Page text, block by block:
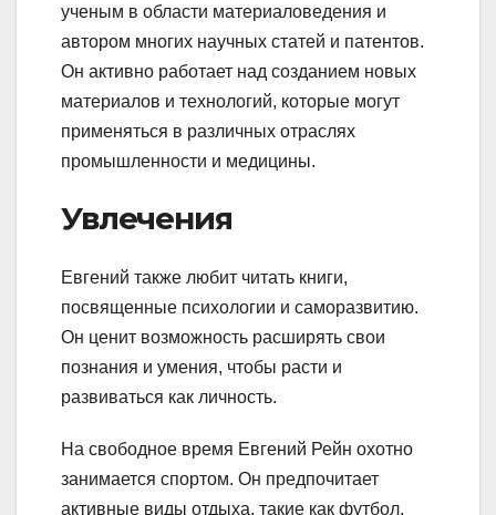
ученым в области материаловедения и
автором многих научных статей и патентов.
Он активно работает над созданием новых
материалов и технологий, которые могут
применяться в различных отраслях
промышленности и медицины.
Увлечения
Евгений также любит читать книги,
посвященные психологии и саморазвитию.
Он ценит возможность расширять свои
познания и умения, чтобы расти и
развиваться как личность.
На свободное время Евгений Рейн охотно
занимается спортом. Он предпочитает
активные виды отдыха, такие как футбол,